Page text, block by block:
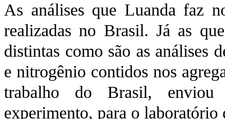
As análises que Luanda faz
realizadas no Brasil. Já as
distintas como são as análises
e nitrogênio contidos nos
trabalho do Brasil,
experimento, para o